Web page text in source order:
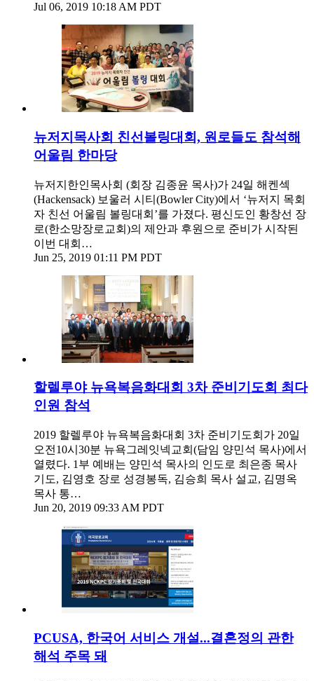
Jul 06, 2019 10:18 AM PDT
뉴저지목사회 친선볼링대회, 원로들도 참석해
어울림 한마당
뉴저지한인목사회 (회장 김종윤 목사)가 24일 해켄섹
(Hackensack) 보울러 시티(Bowler City)에서 ‘뉴저지 목회
자 친선 어울림 볼링대회’를 가졌다. 평신도인 황창선 장
로(한소망장로교회)의 제안과 후원으로 준비가 시작된
이번 대회…
Jun 25, 2019 01:11 PM PDT
할렐루야 뉴욕복음화대회 3차 준비기도회 최다
인원 참석
2019 할렐루야 뉴욕복음화대회 3차 준비기도회가 20일
오전10시30분 뉴욕그레잇넥교회(담임 양민석 목사)에서
열렸다. 1부 예배는 양민석 목사의 인도로 최은종 목사
기도, 김영호 장로 성경봉독, 김승희 목사 설교, 김명옥
목사 통…
Jun 20, 2019 09:33 AM PDT
PCUSA, 한국어 서비스 개설...결혼정의 관한
해석 주목 돼